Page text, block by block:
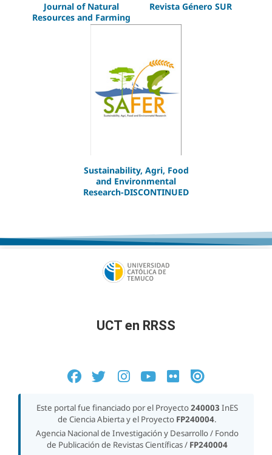
Journal of Natural
Resources and Farming
Revista Género SUR
Sustainability, Agri, Food
and Environmental
Research-DISCONTINUED
UCT en RRSS
Este portal fue financiado por el Proyecto240003 InES
de Ciencia Abierta y el Proyecto FP240004.
Agencia Nacional de Investigación y Desarrollo / Fondo
de Publicación de Revistas Científicas / FP240004